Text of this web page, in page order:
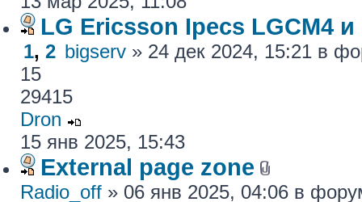
LG Ericsson Ipecs LGCM4 и
1, 2 bigserv » 24 дек 2024, 15:21 в
15
29415
Dron
15 янв 2025, 15:43
External page zone
Radio_off » 06 янв 2025, 04:06 в